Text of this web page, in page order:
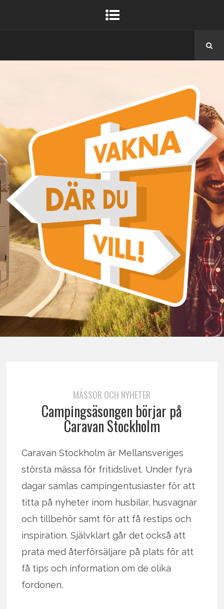
MÄSSOR OCH NYHETER
Campingsäsongen börjar på
Caravan Stockholm
Caravan Stockholm är Mellansveriges
största mässa för fritidslivet. Under fyra
dagar samlas campingentusiaster för att
titta på nyheter inom husbilar, husvagnar
och tillbehör samt för att få restips och
inspiration. Självklart går det också att
prata med återförsäljare på plats för att
få tips och information om de olika
fordonen.